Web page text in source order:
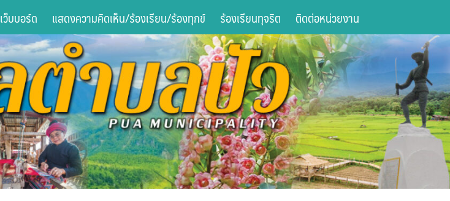
เว็บบอร์ด แสดงความคิดเห็น/ร้องเรียน/ร้องทุกข์ ร้องเรียนทุจริต ติดต่อหน่วยงาน